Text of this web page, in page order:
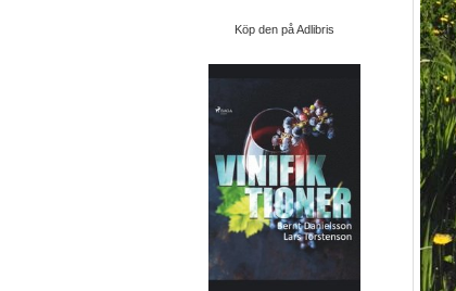
Köp den på Adlibris